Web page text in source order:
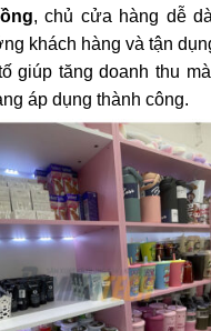
, chủ cửa hàng dễ
khách hàng và tận
giúp tăng doanh thu
áp dụng thành công.